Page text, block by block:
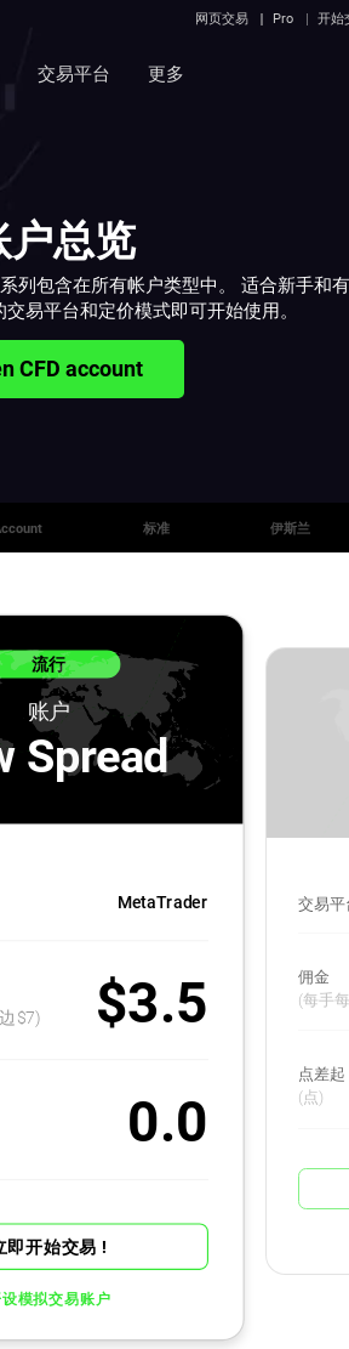
网页交易 Pro 开始
交易平台 更多
户总览
列包含在所有帐户类型中。 适合新手和
易平台和定价模式即可开始使用。
CFD account
标准 伊斯兰
流行
账户
Spread
MetaTrader
$7)
$3.5
0.0
即开始交易 !
模拟交易账户
交易平
佣金
(每手
点差起
(点)